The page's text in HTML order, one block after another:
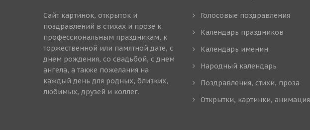
Сайт картинок, открыток и
поздравлений в стихах и прозе к
профессиональным праздникам, к
торжественной или памятной дате, с
днем рождения, со свадьбой, с днем
ангела, а также пожелания на
каждый день для родных, близких,
любимых, друзей и коллег.
Голосовые поздравления
Календарь праздников
Календарь именин
Народный календарь
Поздравления, стихи, проза
Открытки, картинки, анимация